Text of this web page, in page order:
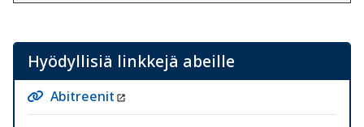
Hyödyllisiä linkkejä abeille
Abitreenit